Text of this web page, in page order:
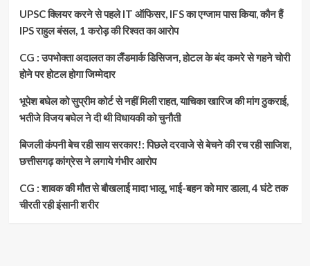
UPSC क्लियर करने से पहले IT ऑफिसर, IFS का एग्जाम पास किया, कौन हैं
IPS राहुल बंसल, 1 करोड़ की रिश्वत का आरोप
CG : उपभोक्ता अदालत का लैंडमार्क डिसिजन, होटल के बंद कमरे से गहने चोरी
होने पर होटल होगा जिम्मेदार
भूपेश बघेल को सुप्रीम कोर्ट से नहीं मिली राहत, याचिका खारिज की मांग ठुकराई,
भतीजे विजय बघेल ने दी थी विधायकी को चुनौती
बिजली कंपनी बेच रही साय सरकार!: पिछले दरवाजे से बेचने की रच रही साजिश,
छत्तीसगढ़ कांग्रेस ने लगाये गंभीर आरोप
CG : शावक की मौत से बौखलाई मादा भालू, भाई-बहन को मार डाला, 4 घंटे तक
चीरती रही इंसानी शरीर